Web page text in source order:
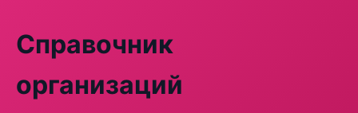
Справочник
организаций